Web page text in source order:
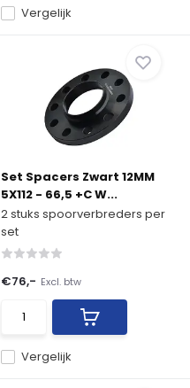
Vergelijk
Set Spacers Zwart 12MM
5X112 - 66,5 +C W...
2 stuks spoorverbreders per
set
Vergelijk
€76,- Excl. btw